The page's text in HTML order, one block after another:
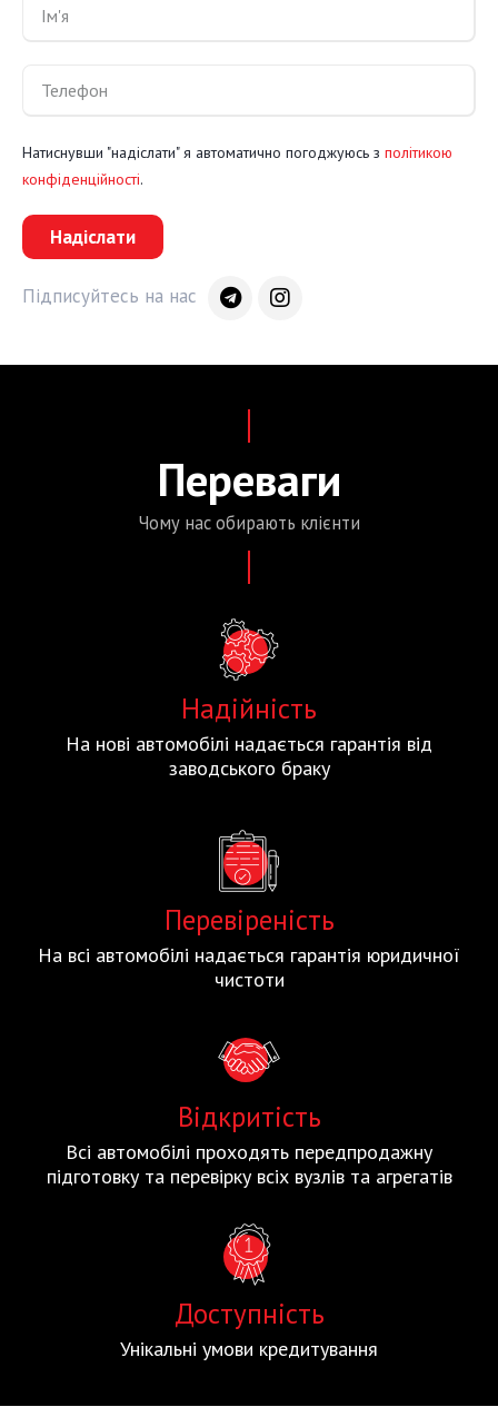
Натиснувши "надіслати" я автоматично погоджуюсь з політикою
конфіденційності.
Надіслати
Підписуйтесь на нас
Переваги
Чому насобирають клієнти
Надійність
На нові автомобілі надається гарантія від
заводського браку
Перевіреність
На всі автомобілі надається гарантія юридичної
чистоти
Відкритість
Всі автомобілі проходять передпродажну
підготовку та перевірку всіх вузлів та агрегатів
Доступність
Унікальні умови кредитування